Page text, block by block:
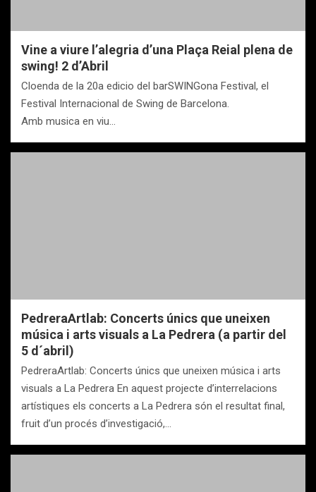
Vine a viure l’alegria d’una Plaça Reial plena de
swing! 2 d’Abril
Cloenda de la 20a edicio del barSWINGona Festival, el
Festival Internacional de Swing de Barcelona.
Amb musica en viu…
PedreraArtlab: Concerts únics que uneixen
música i arts visuals a La Pedrera (a partir del
5 d´abril)
PedreraArtlab: Concerts únics que uneixen música i arts
visuals a La Pedrera En aquest projecte d’interrelacions
artístiques els concerts a La Pedrera són el resultat final,
fruit d’un procés d’investigació,…